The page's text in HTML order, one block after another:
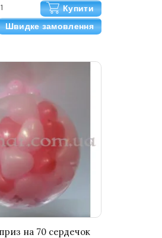
Купити
Швидке замовлення
на 70 сердечок